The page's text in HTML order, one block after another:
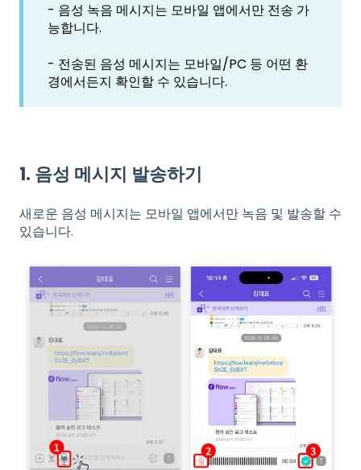
- 음성 녹음 메시지는 모바일 앱에서만 전송 가
능합니다.
- 전송된 음성 메시지는 모바일/PC 등 어떤 환
경에서든지 확인할 수 있습니다.
1. 음성 메시지 발송하기
새로운 음성 메시지는 모바일 앱에서만 녹음 및 발송할 수
있습니다.